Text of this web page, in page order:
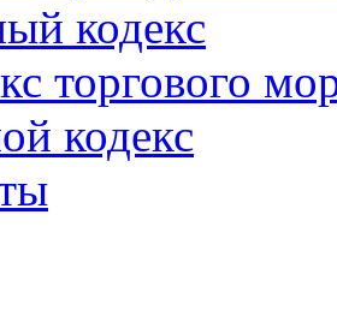
кодекс
торгового
кодекс